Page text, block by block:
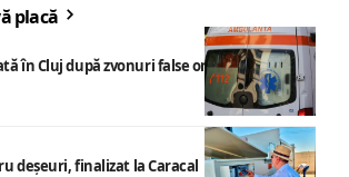
placă
în Cluj după zvonuri false online
deșeuri, finalizat la Caracal